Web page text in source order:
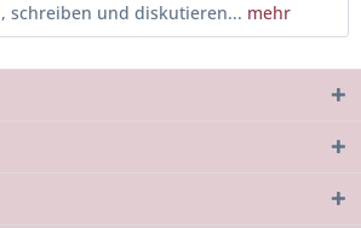
schreiben und diskutieren... mehr